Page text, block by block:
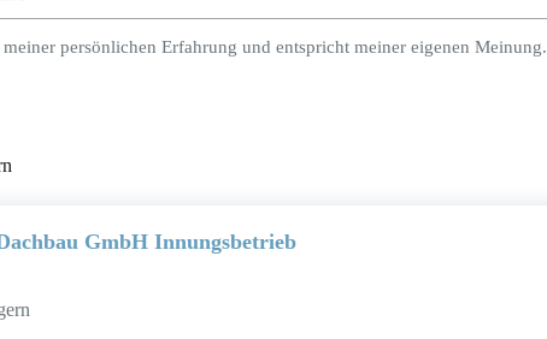
persönlichen Erfahrung und entspricht meiner eigenen Meinung.
GmbH Innungsbetrieb